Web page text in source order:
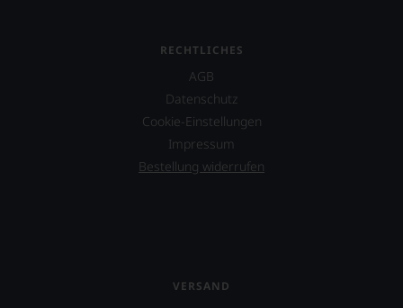
RECHTLICHES
AGB
Datenschutz
Cookie-Einstellungen
Impressum
Bestellung widerrufen
VERSAND